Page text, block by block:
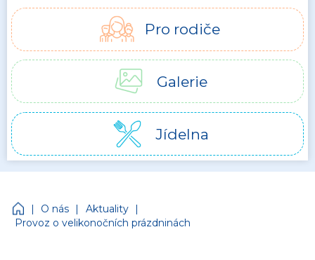
Pro rodiče
Galerie
Jídelna
Církevní mateřská škola Jonáš
| O nás | Aktuality |
Provoz o velikonočních prázdninách